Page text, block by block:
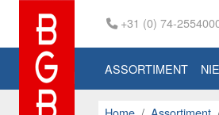
+31 (0) 74-
ASSORTIMENT